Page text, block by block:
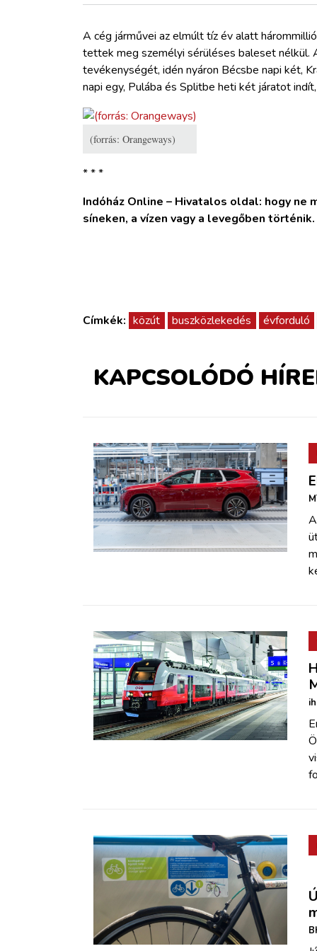
HAJÓZÁS
WEBSHOP
BELÉPÉS
A cég járművei az elmúlt tíz év alatt
tettek meg személyi sérüléses baleset nélkül.
tevékenységét, idén nyáron Bécsbe napi két,
napi egy, Pulába és Splitbe heti két járatot
(forrás: Orangeways)
* * *
Indóház Online – Hivatalos oldal: hogy
síneken, a vízen vagy a levegőben
Címkék: közút buszközlekedés évforduló
KAPCSOLÓDÓ